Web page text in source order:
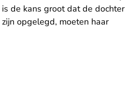
de kans groot dat de dochter
opgelegd, moeten haar